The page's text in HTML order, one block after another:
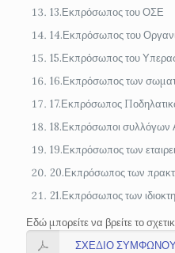
13.Εκπρόσωπος του ΟΣΕ
14.Εκπρόσωπος του
15.Εκπρόσωπος του
16.Εκπρόσωπος των
17.Εκπρόσωπος
18.Εκπρόσωποι
19.Εκπρόσωπος των
20.Εκπρόσωπος των
21.Εκπρόσωπος των
Εδώ μπορείτε να βρείτε το
ΣΧΕΔΙΟ